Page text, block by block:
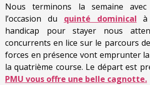
Nous terminons la semaine
l’occasion du quinté dominical à
handicap pour stayer nous
concurrents en lice sur le parcours de
forces en présence vont emprunter
la quatrième course. Le départ est
PMU vous offre une belle cagnotte.